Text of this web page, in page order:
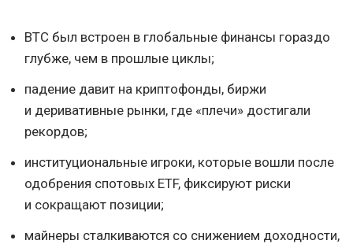
BTC был встроен в глобальные финансы гораздо
глубже, чем в прошлые циклы;
падение давит на криптофонды, биржи
и деривативные рынки, где «плечи» достигали
рекордов;
институциональные игроки, которые вошли после
одобрения спотовых ETF, фиксируют риски
и сокращают позиции;
майнеры сталкиваются со снижением доходности,